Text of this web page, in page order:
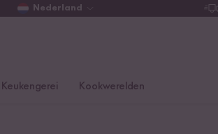
Nederland
Keukengerei Kookwerelden